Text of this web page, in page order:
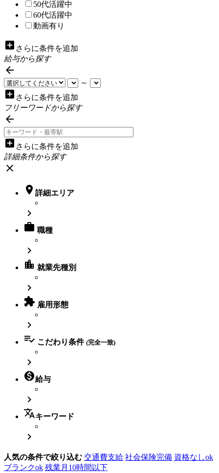
50代活躍中
60代活躍中
動画有り
add_box さらに条件を追加
給与から探す

～
add_box さらに条件を追加
フリーワードから探す

add_box さらに条件を追加
詳細条件から探す
close
 詳細エリア

 職種

location_city 就業先種別

 雇用形態

 こだわり条件 (完全一致)

給与

translateキーワード

人気の条件で絞り込む 交通費支給 社会保険完備 資格なしok
ブランクok 残業月10時間以下